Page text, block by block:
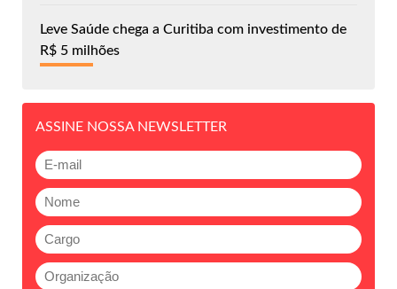
Leve Saúde chega a Curitiba com investimento de
R$ 5 milhões
ASSINE NOSSA NEWSLETTER